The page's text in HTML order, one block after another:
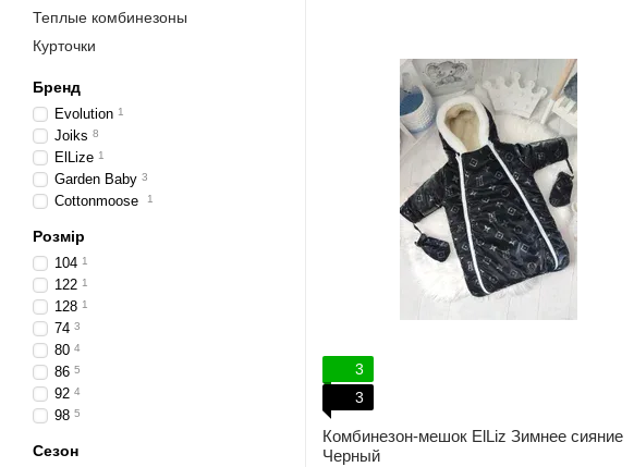
3
3
Комбинезон-мешок ElLiz Зимнее сияние
Черный
Теплые комбинезоны
Курточки
Бренд
Evolution 1
Joiks 8
ElLize 1
Garden Baby 3
Cottonmoose 1
Розмір
104 1
122 1
128 1
74 3
80 4
86 5
92 4
98 5
Сезон